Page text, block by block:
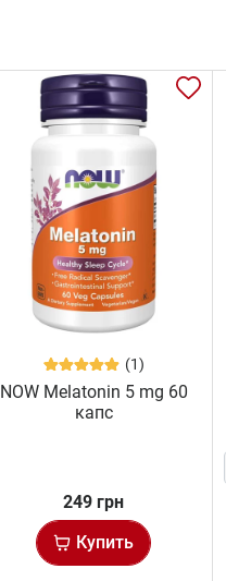
(1)
NOW Melatonin 5 mg 60
капс
249 грн
Купить